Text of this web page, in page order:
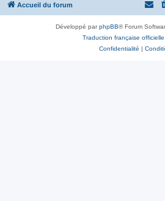
Accueil du forum
Développé parphpBB® Forum
Traduction française officielle
Confidentialité |